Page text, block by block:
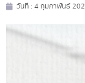
วันที่ : 4 กุมภาพันธ์